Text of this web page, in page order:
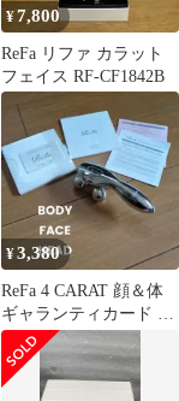
¥7,800
ReFa リファ カラット
フェイス RF-CF1842B
¥3,380
ReFa 4 CARAT 顔＆体
ギャランティカード 取
扱説明書付き